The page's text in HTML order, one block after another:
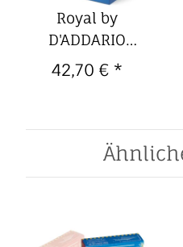
Royal by
D'ADDARIO
Tenorsaxophon-
Blätter, Rico
Royal Packung)
42,70 € *